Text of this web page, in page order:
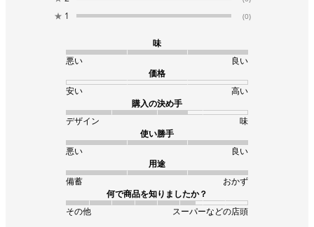
★ 1 (0)
味
悪い
良い
価格
安い
高い
購入の決め手
デザイン
味
使い勝手
悪い
良い
用途
備蓄
おかず
何で商品を知りましたか？
その他
スーパーなどの店頭